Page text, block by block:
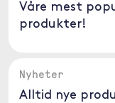
Våre mest
produkter!
Nyheter
Alltid nye